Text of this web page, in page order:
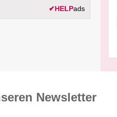
✔HELPads
News­letter